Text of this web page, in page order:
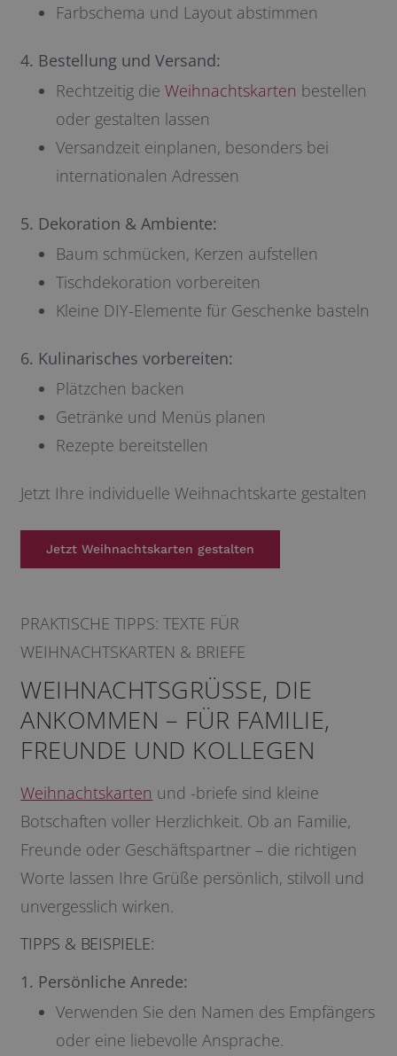
Farbschema und Layout abstimmen
4. Bestellung und Versand:
Rechtzeitig dieWeihnachtskarten bestellen
oder gestalten lassen
Versandzeit einplanen, besonders bei
internationalen Adressen
5. Dekoration & Ambiente:
Baum schmücken, Kerzen aufstellen
Tischdekoration vorbereiten
Kleine DIY-Elemente für Geschenke basteln
6. Kulinarisches vorbereiten:
Plätzchen backen
Getränke und Menüs planen
Rezepte bereitstellen
Jetzt Ihre individuelle Weihnachtskarte gestalten
Jetzt Weihnachtskarten gestalten
PRAKTISCHE TIPPS: TEXTE FÜR
WEIHNACHTSKARTEN & BRIEFE
WEIHNACHTSGRÜSSE, DIE A
NKOMMEN – FÜR FAMILIE, F
REUNDE UND KOLLEGEN
Weihnachtskarten und -briefe sind kleine
Botschaften voller Herzlichkeit. Ob an Familie,
Freunde oder Geschäftspartner – die richtigen
Worte lassen Ihre Grüße persönlich, stilvoll und
unvergesslich wirken.
TIPPS & BEISPIELE:
1. Persönliche Anrede:
Verwenden Sie den Namen des Empfängers
oder eine liebevolle Ansprache.